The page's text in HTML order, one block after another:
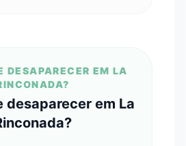
DESAPARECER EM LA
desaparecer em La